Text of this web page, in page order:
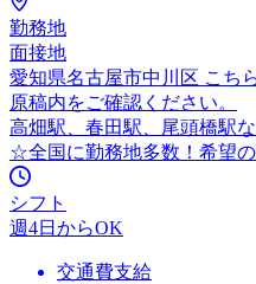
勤務地
面接地
愛知県名古屋市中川区 こち
原稿内をご確認ください。
高畑駅、春田駅、尾頭橋駅
☆全国に勤務地多数！希望
シフト
週4日からOK
交通費支給